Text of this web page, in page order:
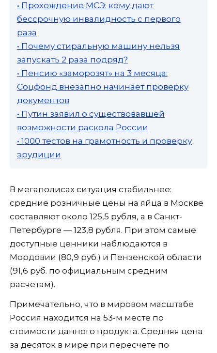
• Прохождение МСЭ: кому дают
бессрочную инвалидность с первого
раза
• Почему стиральную машину нельзя
запускать 2 раза подряд?
• Пенсию «заморозят» на 3 месяца:
Соцфонд внезапно начинает проверку
документов
• Путин заявил о существовавшей
возможности раскола России
• 1000 тестов на грамотность и проверку
эрудиции
В мегаполисах ситуация стабильнее:
средние розничные цены на яйца в Москве
составляют около 125,5 рубля, а в Санкт-
Петербурге — 123,8 рубля. При этом самые
доступные ценники наблюдаются в
Мордовии (80,9 руб.) и Пензенской области
(91,6 руб. по официальным средним
расчетам).
Примечательно, что в мировом масштабе
Россия находится на 53-м месте по
стоимости данного продукта. Средняя цена
за десяток в мире при пересчете по